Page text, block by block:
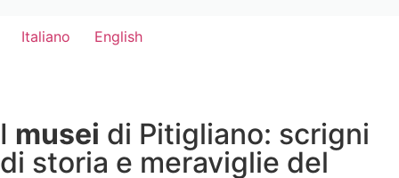
Italiano English
I musei di Pitigliano: scrigni
di storia e meraviglie del